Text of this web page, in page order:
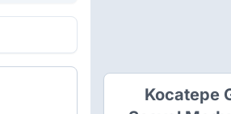
Kocatepe